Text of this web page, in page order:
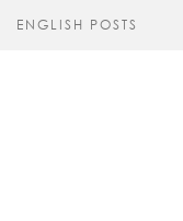
ENGLISH POSTS